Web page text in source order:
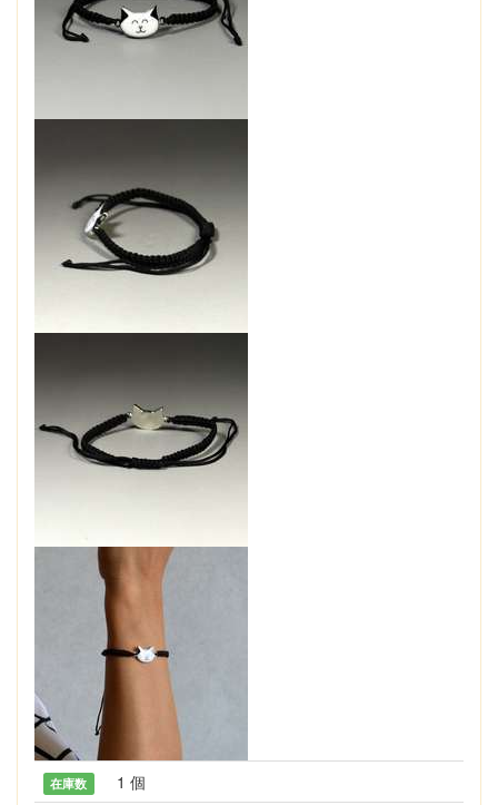
在庫数 1 個